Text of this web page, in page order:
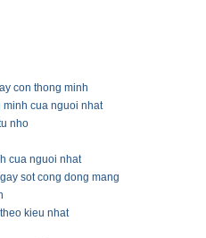
con thong minh
minh cua nguoi nhat
nho
cua nguoi nhat
sot cong dong mang
kieu nhat